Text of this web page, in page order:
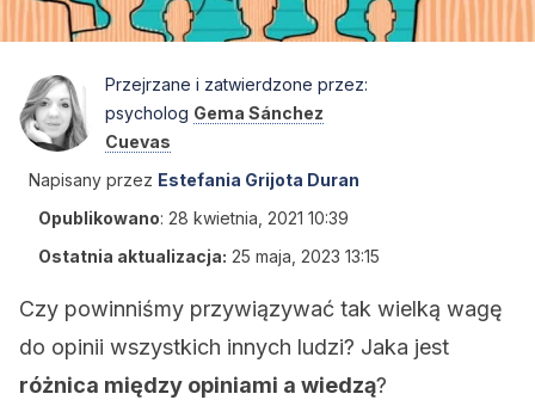
Przejrzane i zatwierdzone przez:
psycholog Gema Sánchez
Cuevas
Napisany przez Estefania Grijota Duran
Opublikowano: 28 kwietnia, 2021 10:39
Ostatnia aktualizacja: 25 maja, 2023 13:15
Czy powinniśmy przywiązywać tak wielką wagę
do opinii wszystkich innych ludzi? Jaka jest
różnica między opiniami a wiedzą?